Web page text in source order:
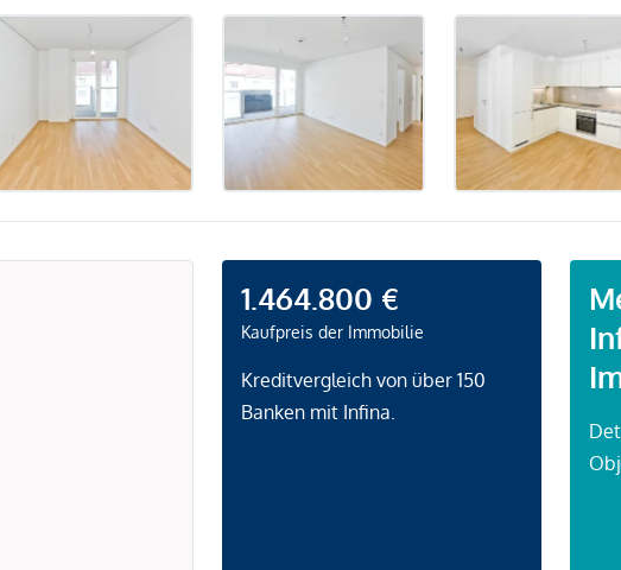
1.464.800 €
Kaufpreis der Immobilie
Kreditvergleich von über 150
Banken mit Infina.